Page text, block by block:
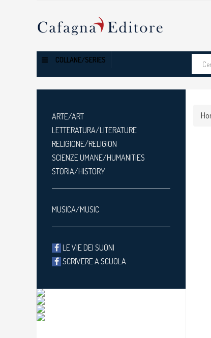
COLLANE/SERIES
Cerca
tra
ARTE/ART
LETTERATURA/LITERATURE
RELIGIONE/RELIGION
SCIENZE UMANE/HUMANITIES
STORIA/HISTORY
MUSICA/MUSIC
LE VIE DEI SUONI
SCRIVERE A SCUOLA